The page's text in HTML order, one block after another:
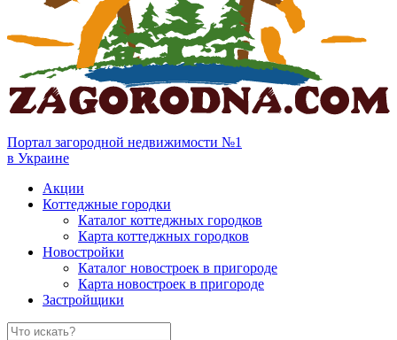
Портал загородной недвижимости №1
в Украине
Акции
Коттеджные городки
Каталог коттеджных городков
Карта коттеджных городков
Новостройки
Каталог новостроек в пригороде
Карта новостроек в пригороде
Застройщики